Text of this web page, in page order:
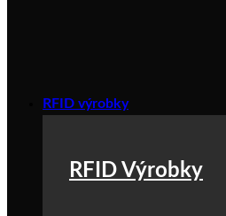
RFID výrobky
RFID Výrobky